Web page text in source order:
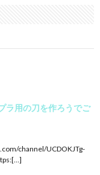
ラ用の刀を作ろうでご
channel/UCDOKJTg-